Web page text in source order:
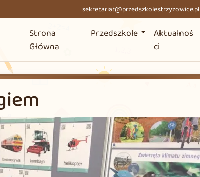
sekretariat@przedszkolestrzyzowice.pl
Strona
Główna
Przedszkole
Aktualnoś
ci